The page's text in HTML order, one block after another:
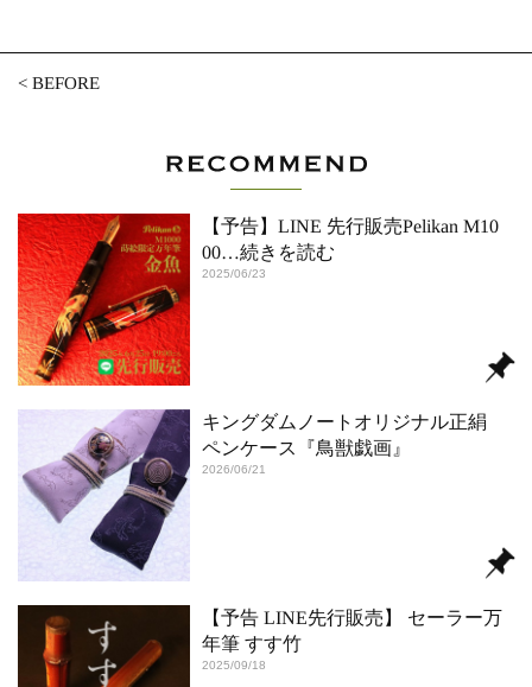
<BEFORE
【予告】LINE 先行販売Pelikan M10
00…続きを読む
2025/06/23
キングダムノートオリジナル正絹
ペンケース『鳥獣戯画』
2026/06/21
【予告 LINE先行販売】 セーラー万
年筆 すす竹
2025/09/18